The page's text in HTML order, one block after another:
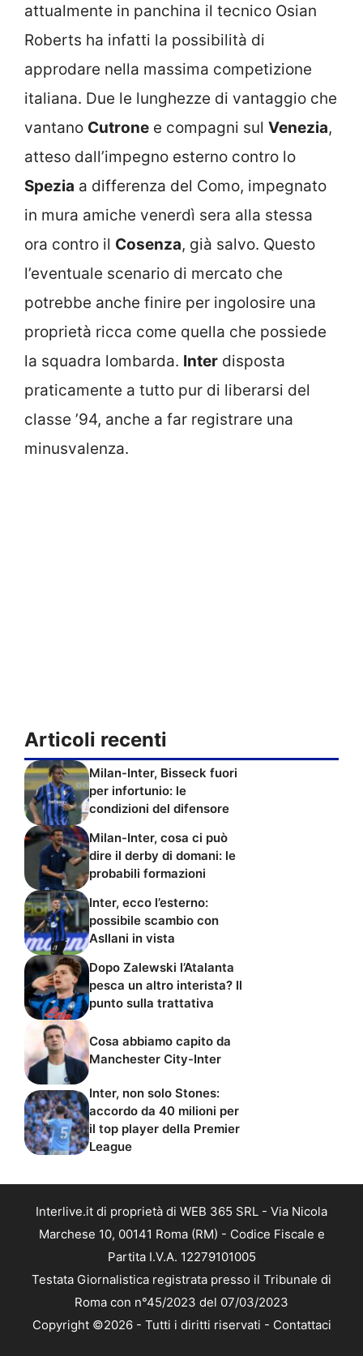
attualmente in panchina il tecnico Osian
Roberts ha infatti la possibilità di
approdare nella massima competizione
italiana. Due le lunghezze di vantaggio che
vantano Cutrone e compagni sul Venezia,
atteso dall’impegno esterno contro lo
Spezia a differenza del Como, impegnato
in mura amiche venerdì sera alla stessa
ora contro il Cosenza, già salvo. Questo
l’eventuale scenario di mercato che
potrebbe anche finire per ingolosire una
proprietà ricca come quella che possiede
la squadra lombarda. Inter disposta
praticamente a tutto pur di liberarsi del
classe ’94, anche a far registrare una
minusvalenza.
Articoli recenti
Milan-Inter, Bisseck fuori
per infortunio: le
condizioni del difensore
Milan-Inter, cosa ci può
dire il derby di domani: le
probabili formazioni
Inter, ecco l’esterno:
possibile scambio con
Asllani in vista
Dopo Zalewski l’Atalanta
pesca un altro interista? Il
punto sulla trattativa
Cosa abbiamo capito da
Manchester City-Inter
Inter, non solo Stones:
accordo da 40 milioni per
il top player della Premier
League
Interlive.it di proprietà di WEB 365 SRL - Via Nicola
Marchese 10, 00141 Roma (RM) - Codice Fiscale e
Partita I.V.A. 12279101005
Testata Giornalistica registrata presso il Tribunale di
Roma con n°45/2023 del 07/03/2023
Copyright ©2026 - Tutti i diritti riservati - Contattaci